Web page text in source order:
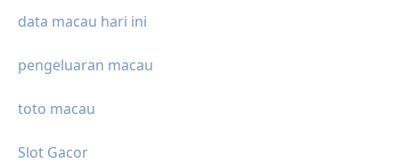
data macau hari ini
pengeluaran macau
toto macau
Slot Gacor